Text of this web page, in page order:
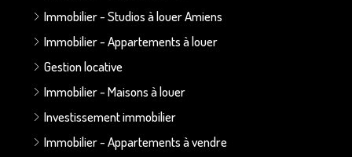
Immobilier - Studios à louer Amiens
Immobilier - Appartements à louer
Gestion locative
Immobilier - Maisons à louer
Investissement immobilier
Immobilier - Appartements à vendre